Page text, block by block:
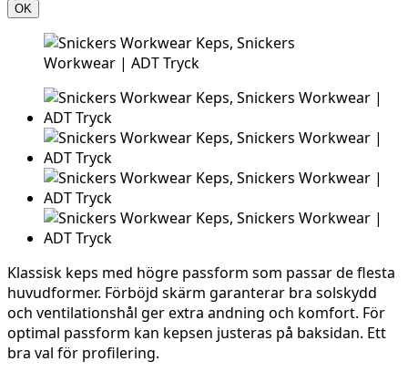
OK
Klassisk keps med högre passform som passar de flesta
huvudformer. Förböjd skärm garanterar bra solskydd
och ventilationshål ger extra andning och komfort. För
optimal passform kan kepsen justeras på baksidan. Ett
bra val för profilering.